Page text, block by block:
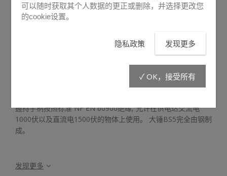
握持手柄按照标准 NF EN 60900绝缘, 允许在供电达交流电
1000伏以及直流电1500伏的物体上使用。 大锤BS5完全由钢制
成。
发现更多
可以随时获取其个人数据的更正或删除，并选择更改您
的cookie设置。
隐私政策 发现更多
✓ OK，接受所有